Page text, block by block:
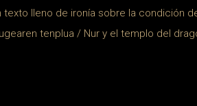
texto lleno de ironía sobre la condición
tenplua / Nur y el templo del